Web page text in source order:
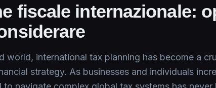
fiscale internazionale:
world, international tax planning has become a
strategy. As businesses and individuals